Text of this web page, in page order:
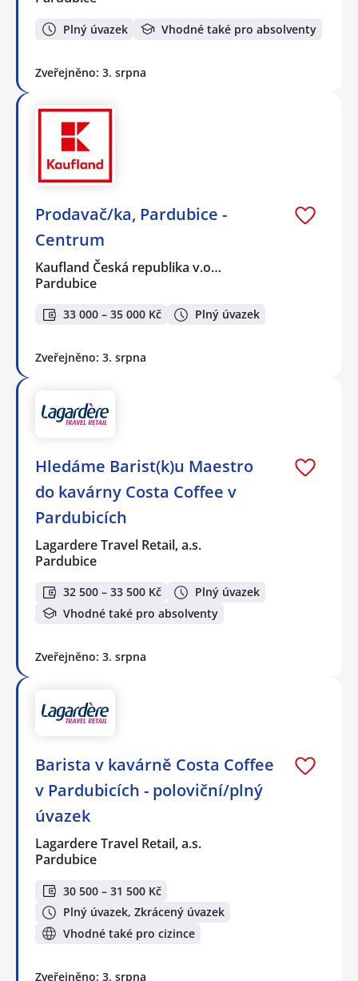
Plný úvazek Vhodné také pro absolventy
Zveřejněno: 3. srpna
Prodavač/ka, Pardubice -
Centrum
Kaufland Česká republika v.o…
Pardubice
33 000 – 35 000 Kč Plný úvazek
Zveřejněno: 3. srpna
Hledáme Barist(k)u Maestro
do kavárny Costa Coffee v
Pardubicích
Lagardere Travel Retail, a.s.
Pardubice
32 500 – 33 500 Kč
Plný úvazek
Vhodné také pro absolventy
Zveřejněno: 3. srpna
Barista v kavárně Costa Coffee
v Pardubicích - poloviční/plný
úvazek
Lagardere Travel Retail, a.s.
Pardubice
30 500 – 31 500 Kč
Plný úvazek, Zkrácený úvazek
Vhodné také pro cizince
Zveřejněno: 3. srpna